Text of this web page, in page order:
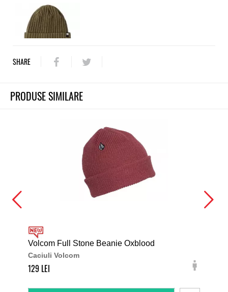
SHARE
PRODUSE SIMILARE
Volcom Full Stone Beanie Oxblood
Caciuli Volcom
129